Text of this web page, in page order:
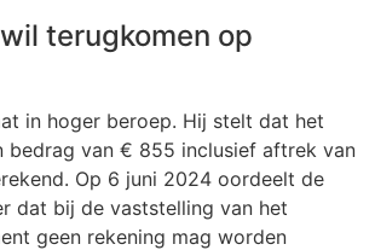
terugkomen op
in hoger beroep. Hij stelt dat het
bedrag van € 855 inclusief aftrek van
Op 6 juni 2024 oordeelt de
dat bij de vaststelling van het
geen rekening mag worden